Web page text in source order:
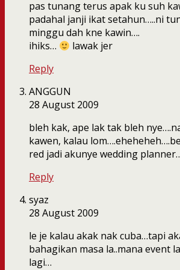
pas tunang terus apak ku suh
padahal janji ikat setahun…..ni
minggu dah kne kawin….
ihiks…
lawak jer
Reply
ANGGUN
28 August 2009
bleh kak, ape lak tak bleh
kawen, kalau
red jadi akunye wedding
Reply
syaz
28 August 2009
le je kalau akak nak cuba…tapi
bahagikan masa la..mana event
lagi…